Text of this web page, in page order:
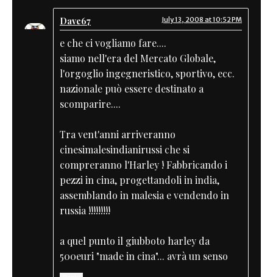
Dave67 July 13, 2008 at 10:52 PM
e che ci vogliamo fare....
siamo nell'era del Mercato Globale,
l'orgoglio ingegneristico, sportivo, ecc.
nazionale può essere destinato a
scomparire....
Tra vent'anni arriveranno
cinesimalesindianirussi che si
compreranno l'Harley ! Fabbricando i
pezzi in cina, progettandoli in india,
assemblando in malesia e vendendo in
russia !!!!!!!!!
a quel punto il giubboto harley da
500euri "made in cina"... avrà un senso